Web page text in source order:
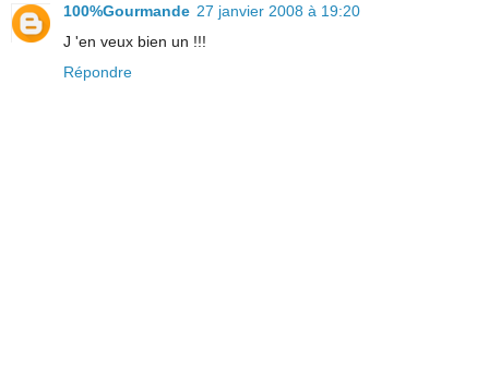
100%Gourmande 27 janvier 2008 à 19:20
J 'en veux bien un !!!
Répondre